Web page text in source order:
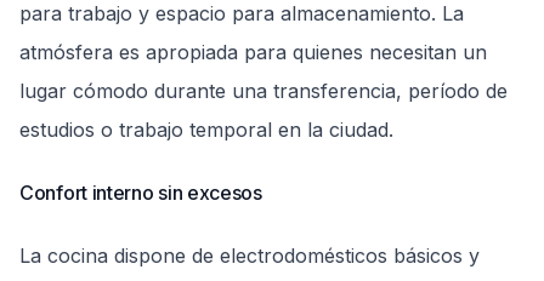
para trabajo y espacio para almacenamiento. La
atmósfera es apropiada para quienes necesitan un
lugar cómodo durante una transferencia, período de
estudios o trabajo temporal en la ciudad.
Confort interno sin excesos
La cocina dispone de electrodomésticos básicos y